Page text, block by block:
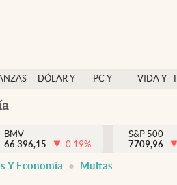
DÓLAR Y
PC Y
VIDA Y
México
BMV
66.396,15
-0.19%
S&P 500
7709,96
Y Economía Multas